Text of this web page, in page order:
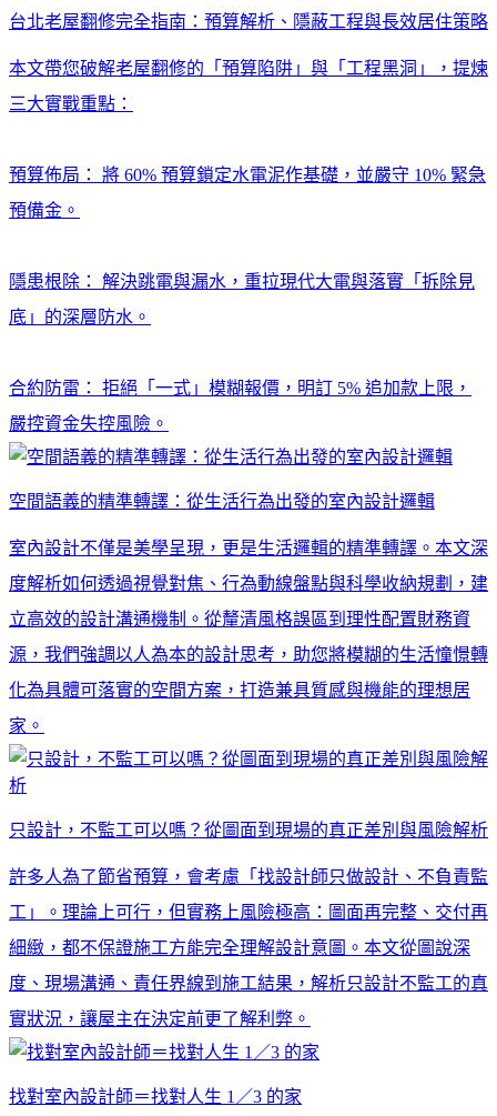
台北老屋翻修完全指南：預算解析、隱蔽工程與長效居住策略
本文帶您破解老屋翻修的「預算陷阱」與「工程黑洞」，提煉
三大實戰重點：
預算佈局： 將 60% 預算鎖定水電泥作基礎，並嚴守 10% 緊急
預備金。
隱患根除： 解決跳電與漏水，重拉現代大電與落實「拆除見
底」的深層防水。
合約防雷： 拒絕「一式」模糊報價，明訂 5% 追加款上限，
嚴控資金失控風險。
空間語義的精準轉譯：從生活行為出發的室內設計邏輯
室內設計不僅是美學呈現，更是生活邏輯的精準轉譯。本文深
度解析如何透過視覺對焦、行為動線盤點與科學收納規劃，建
立高效的設計溝通機制。從釐清風格誤區到理性配置財務資
源，我們強調以人為本的設計思考，助您將模糊的生活憧憬轉
化為具體可落實的空間方案，打造兼具質感與機能的理想居
家。
只設計，不監工可以嗎？從圖面到現場的真正差別與風險解析
許多人為了節省預算，會考慮「找設計師只做設計、不負責監
工」。理論上可行，但實務上風險極高：圖面再完整、交付再
細緻，都不保證施工方能完全理解設計意圖。本文從圖說深
度、現場溝通、責任界線到施工結果，解析只設計不監工的真
實狀況，讓屋主在決定前更了解利弊。
找對室內設計師＝找對人生 1／3 的家